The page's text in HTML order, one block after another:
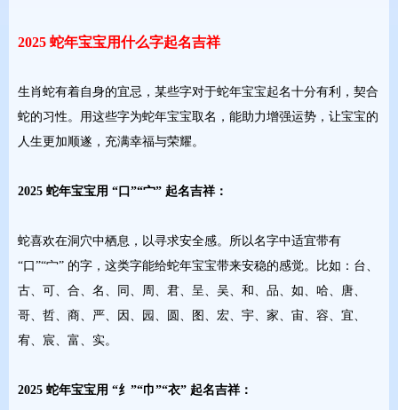
2025 蛇年宝宝用什么字起名吉祥
生肖蛇有着自身的宜忌，某些字对于蛇年宝宝起名十分有利，契合
蛇的习性。用这些字为蛇年宝宝取名，能助力增强运势，让宝宝的
人生更加顺遂，充满幸福与荣耀。
2025 蛇年宝宝用 “口”“宀” 起名吉祥：
蛇喜欢在洞穴中栖息，以寻求安全感。所以名字中适宜带有
“口”“宀” 的字，这类字能给蛇年宝宝带来安稳的感觉。比如：台、
古、可、合、名、同、周、君、呈、吴、和、品、如、哈、唐、
哥、哲、商、严、因、园、圆、图、宏、宇、家、宙、容、宜、
宥、宸、富、实。
2025 蛇年宝宝用 “纟”“巾”“衣” 起名吉祥：